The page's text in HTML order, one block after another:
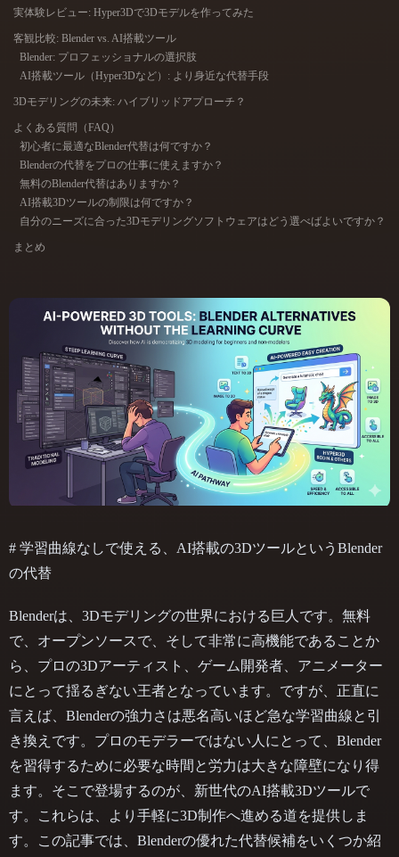
プラグイン
Blender Unity
Godot Maya
ComfyUI
スタイル
Abstract
Isometric Low Poly
Minimalist Modern Organic Photorealistic
Pixel Art Realistic Retro Stylized
Voxel
実体験レビュー: Hyper3Dで3Dモデルを作ってみた
客観比較: Blender vs. AI搭載ツール
Blender: プロフェッショナルの選択肢
AI搭載ツール（Hyper3Dなど）: より身近な代替手段
3Dモデリングの未来: ハイブリッドアプローチ？
よくある質問（FAQ）
初心者に最適なBlender代替は何ですか？
Blenderの代替をプロの仕事に使えますか？
無料のBlender代替はありますか？
AI搭載3Dツールの制限は何ですか？
自分のニーズに合った3Dモデリングソフトウェアはどう選べばよいですか？
まとめ
# 学習曲線なしで使える、AI搭載の3DツールというBlender
の代替
Blenderは、3Dモデリングの世界における巨人です。無料
で、オープンソースで、そして非常に高機能であることか
ら、プロの3Dアーティスト、ゲーム開発者、アニメーター
にとって揺るぎない王者となっています。ですが、正直に
言えば、Blenderの強力さは悪名高いほど急な学習曲線と引
き換えです。プロのモデラーではない人にとって、Blender
を習得するために必要な時間と労力は大きな障壁になり得
ます。そこで登場するのが、新世代のAI搭載3Dツールで
す。これらは、より手軽に3D制作へ進める道を提供しま
す。この記事では、Blenderの優れた代替候補をいくつか紹